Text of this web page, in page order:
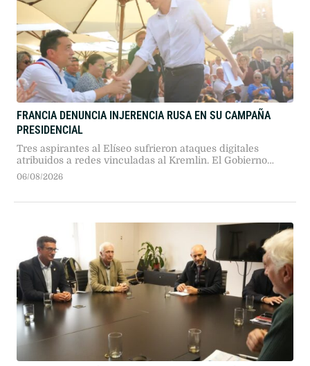
FRANCIA DENUNCIA INJERENCIA RUSA EN SU CAMPAÑA
PRESIDENCIAL
Tres aspirantes al Elíseo sufrieron ataques digitales
atribuidos a redes vinculadas al Kremlin. El Gobierno
propone endurecer sanciones penales mientras la
06/08/2026